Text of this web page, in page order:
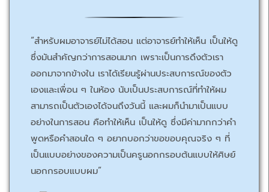
“สำหรับผมอาจารย์ไม่ได้สอน แต่อาจารย์ทำให้เห็น เป็นให้ดู
ซึ่งมันสำคัญกว่าการสอนมาก เพราะเป็นการดึงตัวเรา
ออกมาจากข้างใน เราได้เรียนรู้ผ่านประสบการณ์ของตัว
เองและเพื่อน ๆ ในห้อง นับเป็นประสบการณ์ที่ทำให้ผม
สามารถเป็นตัวเองได้จนถึงวันนี้ และผมก็นำมาเป็นแบบ
อย่างในการสอน คือทำให้เห็น เป็นให้ดู ซึ่งมีค่ามากกว่าคำ
พูดหรือคำสอนใด ๆ อยากบอกว่าขอขอบคุณจริง ๆ ที่
เป็นแบบอย่างของความเป็นครูนอกกรอบต้นแบบให้ศิษย์
นอกกรอบแบบผม”